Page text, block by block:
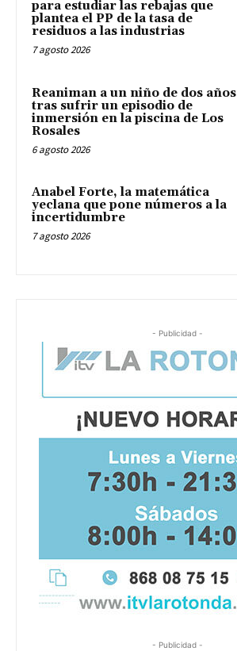
para estudiar las rebajas que
plantea el PP de la tasa de
residuos a las industrias
7 agosto 2026
Reaniman a un niño de dos años
tras sufrir un episodio de
inmersión en la piscina de Los
Rosales
6 agosto 2026
Anabel Forte, la matemática
yeclana que pone números a la
incertidumbre
7 agosto 2026
- Publicidad -
- Publicidad -